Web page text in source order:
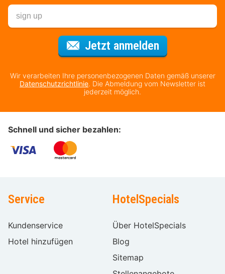
Jetzt anmeldenFür den
Wir verarbeiten Ihre personenbezogenen Daten gemäß unserer
Datenschutzrichtlinie. Die Abmeldung vom Newsletter ist
jederzeit möglich.
Schnell und sicher bezahlen:
Service
Kundenservice
Hotel hinzufügen
HotelSpecials
Über HotelSpecials
Blog
Sitemap